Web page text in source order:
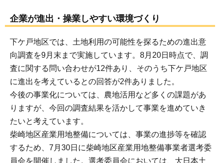
企業が進出・操業しやすい環境づくり
下ケ戸地区では、土地利用の可能性を探るための進出意
向調査を9月末まで実施しています。8月20日時点で、調
査に関する問い合わせが12件あり、そのうち下ケ戸地区
に進出を考えているとの回答が2件ありました。
今後の事業化については、農地活用など多くの課題があ
りますが、今回の調査結果を活かして事業を進めていき
たいと考えています。
柴崎地区産業用地整備については、事業の進捗等を確認
するため、7月30日に柴崎地区産業用地整備事業者選考委
員会を開催しました。選考委員会においては、大日本土